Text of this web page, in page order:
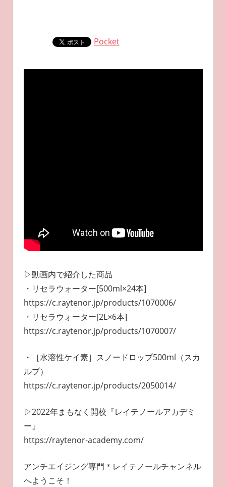
Pocket
▷動画内で紹介した商品
・リセラウォーター[500ml×24本]
https://c.raytenor.jp/products/1070006/
・リセラウォーター[2L×6本]
https://c.raytenor.jp/products/1070007/
・［水溶性ケイ素］スノードロップ500ml（スカ
ルプ）
https://c.raytenor.jp/products/2050014/
▷2022年まもなく開校『レイテノールアカデミ
ー』
https://raytenor-academy.com/
アンチエイジング専門＊レイテノールチャンネル
へようこそ！